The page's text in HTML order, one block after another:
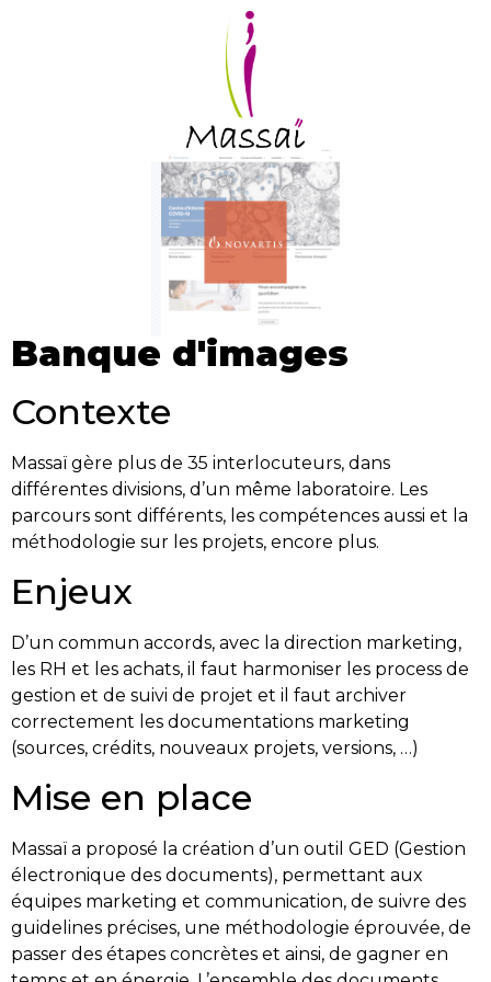
Banque d'images
Contexte
Massaï gère plus de 35 interlocuteurs, dans
différentes divisions, d’un même laboratoire. Les
parcours sont différents, les compétences aussi et la
méthodologie sur les projets, encore plus.
Enjeux
D’un commun accords, avec la direction marketing,
les RH et les achats, il faut harmoniser les process de
gestion et de suivi de projet et il faut archiver
correctement les documentations marketing
(sources, crédits, nouveaux projets, versions, …)
Mise en place
Massaï a proposé la création d’un outil GED (Gestion
électronique des documents), permettant aux
équipes marketing et communication, de suivre des
guidelines précises, une méthodologie éprouvée, de
passer des étapes concrètes et ainsi, de gagner en